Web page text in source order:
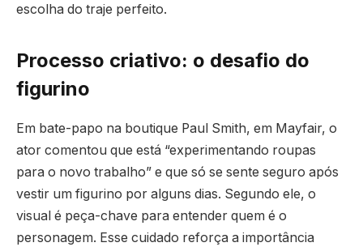
escolha do traje perfeito.
Processo criativo: o desafio do
figurino
Em bate-papo na boutique Paul Smith, em Mayfair, o
ator comentou que está “experimentando roupas
para o novo trabalho” e que só se sente seguro após
vestir um figurino por alguns dias. Segundo ele, o
visual é peça-chave para entender quem é o
personagem. Esse cuidado reforça a importância